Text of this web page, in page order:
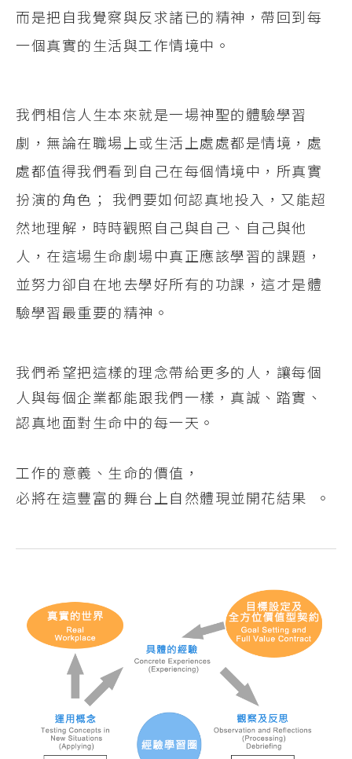
而是把自我覺察與反求諸已的精神，帶回到每
一個真實的生活與工作情境中。
我們相信人生本來就是一場神聖的體驗學習
劇，無論在職場上或生活上處處都是情境，處
處都值得我們看到自己在每個情境中，所真實
扮演的角色； 我們要如何認真地投入，又能超
然地理解，時時觀照自己與自己、自己與他
人，在這場生命劇場中真正應該學習的課題，
並努力卻自在地去學好所有的功課，這才是體
驗學習最重要的精神。
我們希望把這樣的理念帶給更多的人，讓每個
人與每個企業都能跟我們一樣，真誠、踏實、
認真地面對生命中的每一天。
工作的意義、生命的價值，
必將在這豐富的舞台上自然體現並開花結果 。